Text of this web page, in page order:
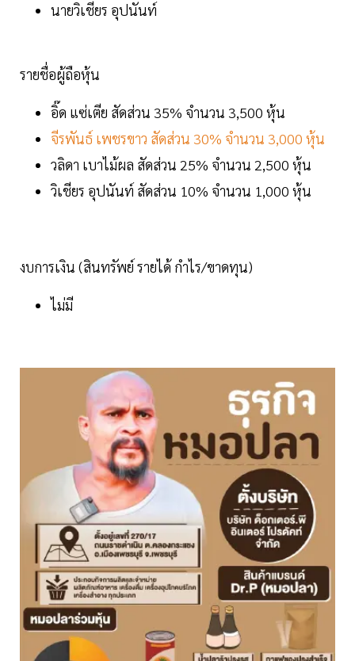
นายวิเชียร อุปนันท์
รายชื่อผู้ถือหุ้น
อิ๊ด แซ่เตีย สัดส่วน 35% จำนวน 3,500 หุ้น
จีรพันธ์ เพชรขาว สัดส่วน 30% จำนวน 3,000 หุ้น
วลิดา เบาไม้ผล สัดส่วน 25% จำนวน 2,500 หุ้น
วิเชียร อุปนันท์ สัดส่วน 10% จำนวน 1,000 หุ้น
งบการเงิน (สินทรัพย์ รายได้ กำไร/ขาดทุน)
ไม่มี